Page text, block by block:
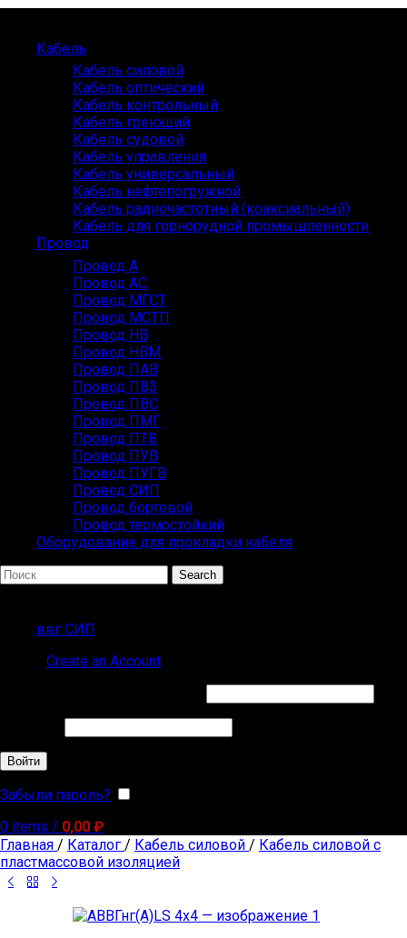
Кабель
Кабель силовой
Кабель оптический
Кабель контрольный
Кабель греющий
Кабель судовой
Кабель управления
Кабель универсальный
Кабель нефтепогружной
Кабель радиочастотный (коаксиальный)
Кабель для горнорудной промышленности
Провод
Провод А
Провод АС
Провод МГСТ
Провод МСТП
Провод НВ
Провод НВМ
Провод ПАВ
Провод ПВ3
Провод ПВС
Провод ПМГ
Провод ПТВ
Провод ПУВ
Провод ПУГВ
Провод СИП
Провод бортовой
Провод термостойкий
Оборудование для прокладки кабеля
Search
ввг СИП
Create an Account
Войти
Забыли пароль?
0 items / 0,00 ₽
Главная / Каталог / Кабель силовой / Кабель силовой с
пластмассовой изоляцией